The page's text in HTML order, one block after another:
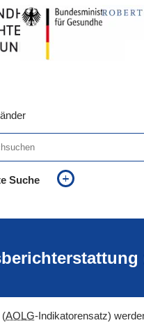
Suche
(AOLG-Indikatorensatz)